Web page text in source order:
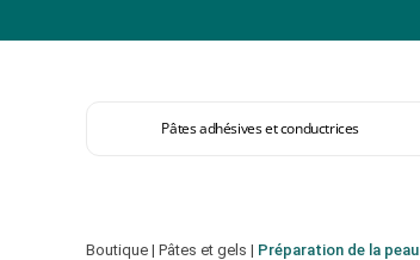
Pâtes adhésives et conductrices
Boutique | Pâtes et gels | Préparation de la peau